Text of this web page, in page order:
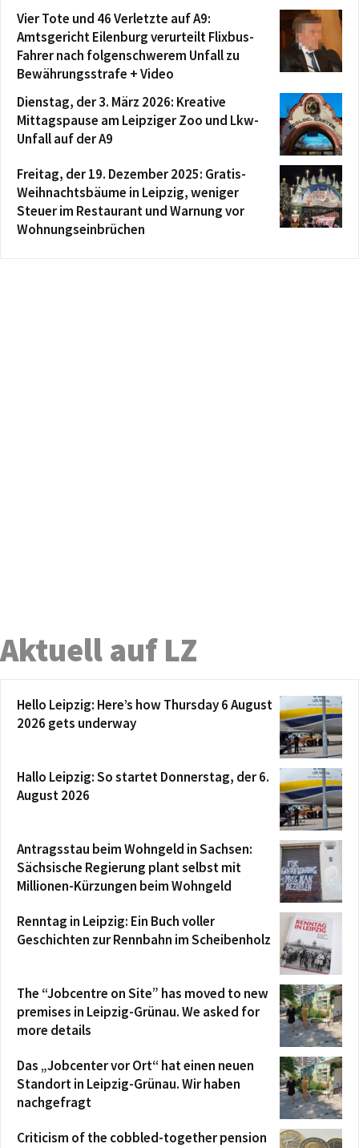
Vier Tote und 46 Verletzte auf A9:
Amtsgericht Eilenburg verurteilt Flixbus-
Fahrer nach folgenschwerem Unfall zu
Bewährungsstrafe + Video
Dienstag, der 3. März 2026: Kreative
Mittagspause am Leipziger Zoo und Lkw-
Unfall auf der A9
Freitag, der 19. Dezember 2025: Gratis-
Weihnachtsbäume in Leipzig, weniger
Steuer im Restaurant und Warnung vor
Wohnungseinbrüchen
Aktuell auf LZ
Hello Leipzig: Here’s how Thursday 6 August
2026 gets underway
Hallo Leipzig: So startet Donnerstag, der 6.
August 2026
Antragsstau beim Wohngeld in Sachsen:
Sächsische Regierung plant selbst mit
Millionen-Kürzungen beim Wohngeld
Renntag in Leipzig: Ein Buch voller
Geschichten zur Rennbahn im Scheibenholz
The “Jobcentre on Site” has moved to new
premises in Leipzig-Grünau. We asked for
more details
Das „Jobcenter vor Ort“ hat einen neuen
Standort in Leipzig-Grünau. Wir haben
nachgefragt
Criticism of the cobbled-together pension